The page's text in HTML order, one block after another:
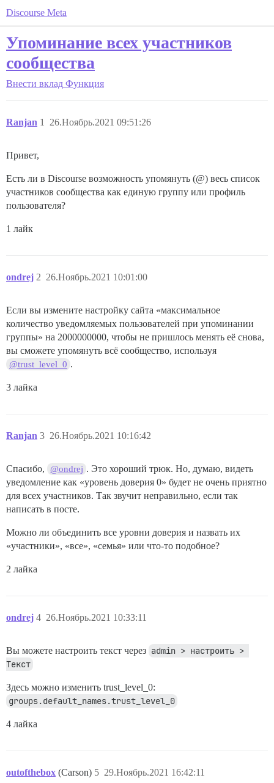
Discourse Meta
Упоминание всех участников
сообщества
Внести вклад Функция
Ranjan 26.Ноябрь.2021 09:51:26
1
Привет,
Есть ли в Discourse возможность упомянуть (@) весь список
участников сообщества как единую группу или профиль
пользователя?
1 лайк
ondrej 26.Ноябрь.2021 10:01:00
2
Если вы измените настройку сайта «максимальное
количество уведомляемых пользователей при упоминании
группы» на 2000000000, чтобы не пришлось менять её снова,
вы сможете упомянуть всё сообщество, используя
@trust_level_0 .
3 лайка
Ranjan 26.Ноябрь.2021 10:16:42
3
Спасибо, @ondrej . Это хороший трюк. Но, думаю, видеть
уведомление как «уровень доверия 0» будет не очень приятно
для всех участников. Так звучит неправильно, если так
написать в посте.
Можно ли объединить все уровни доверия и назвать их
«участники», «все», «семья» или что-то подобное?
2 лайка
ondrej 26.Ноябрь.2021 10:33:11
4
Вы можете настроить текст через admin > настроить >
Текст
Здесь можно изменить trust_level_0:
groups.default_names.trust_level_0
4 лайка
outofthebox (Carson) 29.Ноябрь.2021 16:42:11
5